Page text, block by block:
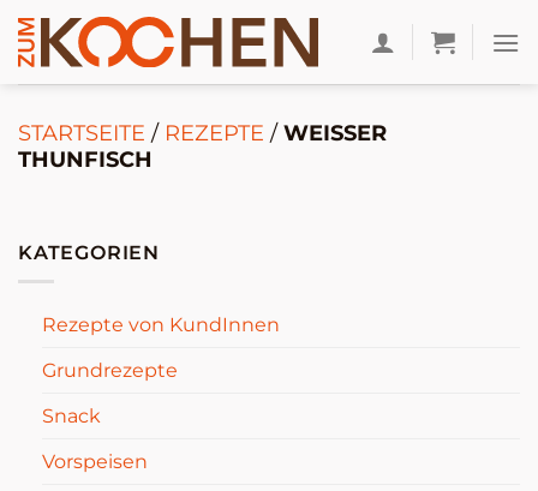
Zum
Inhalt
springen
STARTSEITE / REZEPTE /WEISSER T
HUNFISCH
KATEGORIEN
Rezepte von KundInnen
Grundrezepte
Snack
Vorspeisen